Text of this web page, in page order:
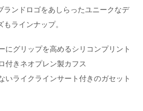
ランドロゴをあしらったユニークなデ
ラインナップ。
にグリップを高めるシリコンプリント
付きネオプレン製カフス
いライクラインサート付きのガセット